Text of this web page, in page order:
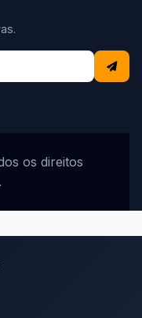
os direitos